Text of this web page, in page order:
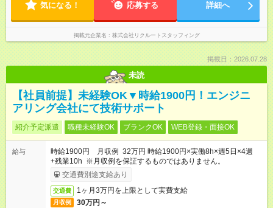
気になる！ 応募する 詳細へ
掲載元企業名 株式会社リクルートスタッフィング
掲載日：2026.07.28
未読
【社員前提】未経験OK▼時給1900円！エンジニ
アリング会社にて技術サポート
紹介予定派遣 職種未経験OK ブランクOK WEB登録・面接OK
給与
時給1900円 月収例 32万円 時給1900円×実働8h×週5日×4週
+残業10h ※月収例を保証するものではありません。
交通費別途支給あり
交通費 1ヶ月3万円を上限として実費支給
月収例 30万円～